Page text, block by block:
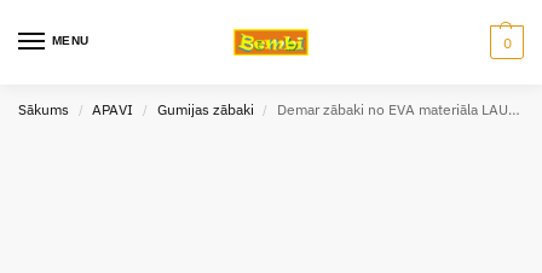
MENU 0
Sākums / APAVI / Gumijas zābaki / Demar zābaki no EVA materiāla LAURA